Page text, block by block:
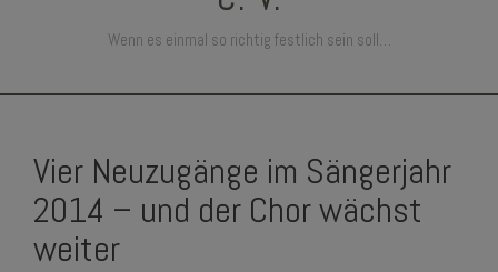
Wenn es einmal so richtig festlich sein soll…
CONTENT
Vier Neuzugänge im Sängerjahr
2014 – und der Chor wächst
weiter